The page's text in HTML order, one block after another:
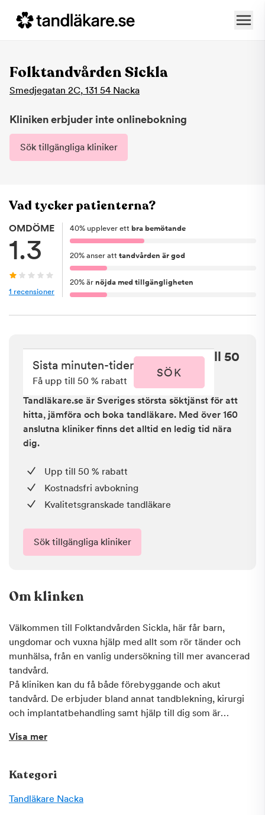
Folktandvården Sickla
Smedjegatan 2C, 131 54 Nacka
Kliniken erbjuder inte onlinebokning
Sök tillgängliga kliniker
Vad tycker patienterna?
OMDÖME
1.3
1 recensioner
40% upplever ett bra bemötande
20% anser att tandvården är god
20% är nöjda med tillgängligheten
Sista minuten i Nacka - få upp till 50
% rabatt
Tandläkare.se är Sveriges största söktjänst för att
hitta, jämföra och boka tandläkare. Med över 160
anslutna kliniker finns det alltid en ledig tid nära
dig.
Upp till 50 % rabatt
Kostnadsfri avbokning
Kvalitetsgranskade tandläkare
Sök tillgängliga kliniker
Sista minuten-tider
Få upp till 50 % rabatt
SÖK
Om klinken
Välkommen till Folktandvården Sickla, här får barn,
ungdomar och vuxna hjälp med allt som rör tänder och
munhälsa, från en vanlig undersökning till mer avancerad
tandvård.
På kliniken kan du få både förebyggande och akut
tandvård. De erbjuder bland annat tandblekning, kirurgi
och implantatbehandling samt hjälp till dig som är
Frisktandvård, tandvård till ett fast pris.
Visa mer
Kategori
Tandläkare Nacka